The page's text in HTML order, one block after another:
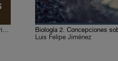
Historia 1. México, una historia y muchas culturas
Luis Felipe Jiménez